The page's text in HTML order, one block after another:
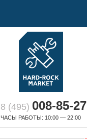
8 (495) 008-85-27
ЧАСЫ РАБОТЫ: 10:00 — 22:00